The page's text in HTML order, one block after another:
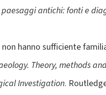
antichi: fonti e
non hanno sufficiente
Theory, methods
Investigation.